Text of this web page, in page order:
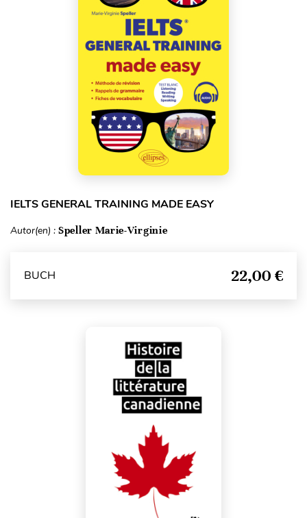
IELTS GENERAL TRAINING MADE EASY
Autor(en) : Speller Marie-Virginie
BUCH 22,00 €